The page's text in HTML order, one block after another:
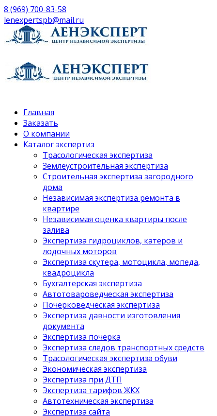
8 (969) 700-83-58
lenexpertspb@mail.ru
Главная
Заказать
О компании
Каталог экспертиз
Трасологическая экспертиза
Землеустроительная экспертиза
Строительная экспертиза загородного
дома
Независимая экспертиза ремонта в
квартире
Независимая оценка квартиры после
залива
Экспертиза гидроциклов, катеров и
лодочных моторов
Экспертиза скутера, мотоцикла, мопеда,
квадроцикла
Бухгалтерская экспертиза
Автотовароведческая экспертиза
Почерковедческая экспертиза
Экспертиза давности изготовления
документа
Экспертиза почерка
Экспертиза следов транспортных средств
Трасологическая экспертиза обуви
Экономическая экспертиза
Экспертиза при ДТП
Экспертиза тарифов ЖКХ
Автотехническая экспертиза
Экспертиза сайта